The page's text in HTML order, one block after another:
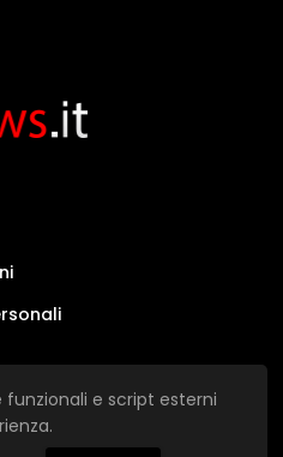
e script esterni
senza